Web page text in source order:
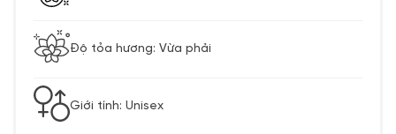
Độ tỏa hương: Vừa phải
Giới tính: Unisex